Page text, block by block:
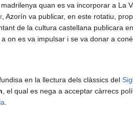
quan es va incorporar a La
, Azorín va publicar, en este rotatiu,
de la cultura castellana publicara
a on es va impulsar i se va donar a
en la llectura dels clàssics del
, el qual es nega a acceptar càrrecs